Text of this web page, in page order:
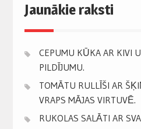
Jaunākie raksti
CEPUMU KŪKA AR KIVI
PILDĪJUMU.
TOMĀTU RULLĪŠI AR
VRAPS MĀJAS VIRTUVĒ.
RUKOLAS SALĀTI AR